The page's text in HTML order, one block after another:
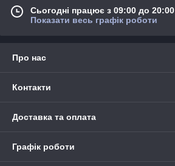
Сьогодні працює з 09:00 до 20:00
Показати весь графік роботи
Про нас
Контакти
Доставка та оплата
Графік роботи